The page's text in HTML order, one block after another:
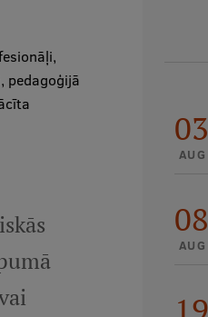
pedagoģijā
03
AUG
08
AUG